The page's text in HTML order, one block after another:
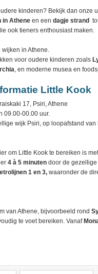
kinderen? Bekijk dan onze
in Athene en een dagje strand
ook tieners enthousiast maken.
in Athene.
voor oudere kinderen zoals
, en moderne musea en
Little Kook
17, Psiri, Athene
09.00-00.00 uur.
wijk Psiri, op loopafstand van
om Little Kook te bereiken is
4 à 5 minuten door de gezellige
1 en 3, waaronder de
van Athene, bijvoorbeeld rond
te voet bereiken. Vanaf